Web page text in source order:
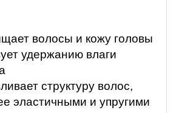
волосы и кожу головы
удержанию влаги
структуру волос,
эластичными и упругими